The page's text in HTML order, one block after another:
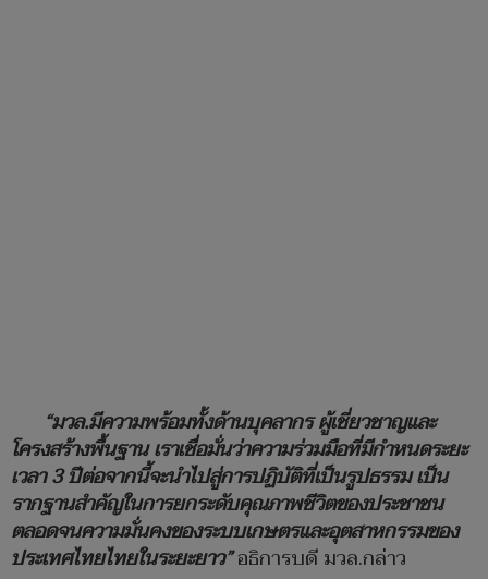
“มวล.มีความพร้อมทั้งด้านบุคลากร ผู้เชี่ยวชาญและ
โครงสร้างพื้นฐาน เราเชื่อมั่นว่าความร่วมมือที่มีกำหนดระยะ
เวลา 3 ปีต่อจากนี้จะนำไปสู่การปฏิบัติที่เป็นรูปธรรม เป็น
รากฐานสำคัญในการยกระดับคุณภาพชีวิตของประชาชน
ตลอดจนความมั่นคงของระบบเกษตรและอุตสาหกรรมของ
ประเทศไทยไทยในระยะยาว”อธิการบดี มวล.กล่าว